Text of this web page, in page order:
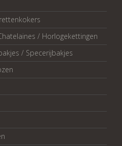
/ Horlogekettingen
/ Specerijbakjes